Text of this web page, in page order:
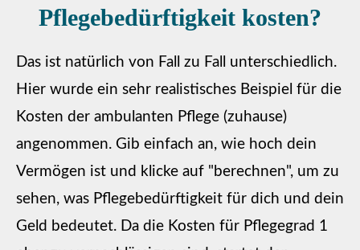
Pflegebedürftigkeit kosten?
Das ist natürlich von Fall zu Fall unterschiedlich.
Hier wurde ein sehr realistisches Beispiel für die
Kosten der ambulanten Pflege (zuhause)
angenommen. Gib einfach an, wie hoch dein
Vermögen ist und klicke auf "berechnen", um zu
sehen, was Pflegebedürftigkeit für dich und dein
Geld bedeutet. Da die Kosten für Pflegegrad 1